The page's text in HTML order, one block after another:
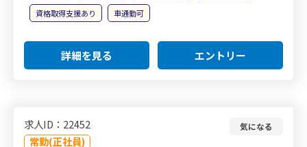
資格取得支援あり
車通勤可
詳細を見る エントリー
求人ID：22452
常勤(正社員)
気になる